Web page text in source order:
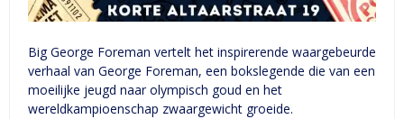
Big George Foreman vertelt het inspirerende waargebeurde
verhaal van George Foreman, een bokslegende die van een
moeilijke jeugd naar olympisch goud en het
wereldkampioenschap zwaargewicht groeide.